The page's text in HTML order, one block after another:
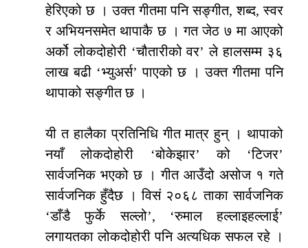
हेरिएको छ । उक्त गीतमा पनि सङ्गीत, शब्द, स्वर
र अभियनसमेत थापाकै छ । गत जेठ ७ मा आएको
अर्को लोकदोहोरी ‘चौतारीको वर’ ले हालसम्म ३६
लाख बढी ‘भ्युअर्स’ पाएको छ । उक्त गीतमा पनि
थापाको सङ्गीत छ ।
यी त हालैका प्रतिनिधि गीत मात्र हुन् । थापाको
नयाँ लोकदोहोरी ‘बोकेझार’ को ‘टिजर’
सार्वजनिक भएको छ । गीत आउँदो असोज १ गते
सार्वजनिक हुँदैछ । विसं २०६८ ताका सार्वजनिक
‘डाँडै फुर्के सल्लो’, ‘रुमाल हल्लाइहल्लाई’
लगायतका लोकदोहोरी पनि अत्यधिक सफल रहे ।